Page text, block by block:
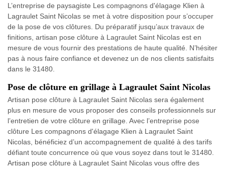
L’entreprise de paysagiste Les compagnons d'élagage Klien à
Lagraulet Saint Nicolas se met à votre disposition pour s’occuper
de la pose de vos clôtures. Du préparatif jusqu’aux travaux de
finitions, artisan pose clôture à Lagraulet Saint Nicolas est en
mesure de vous fournir des prestations de haute qualité. N’hésiter
pas à nous faire confiance et devenez un de nos clients satisfaits
dans le 31480.
Pose de clôture en grillage à Lagraulet Saint Nicolas
Artisan pose clôture à Lagraulet Saint Nicolas sera également
plus en mesure de vous proposer des conseils professionnels sur
l’entretien de votre clôture en grillage. Avec l’entreprise pose
clôture Les compagnons d'élagage Klien à Lagraulet Saint
Nicolas, bénéficiez d’un accompagnement de qualité à des tarifs
défiant toute concurrence où que vous soyez dans tout le 31480.
Artisan pose clôture à Lagraulet Saint Nicolas vous offre des